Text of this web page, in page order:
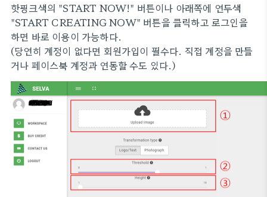
핫핑크색의 "START NOW!" 버튼이나 아래쪽에 연두색
"START CREATING NOW" 버튼을 클릭하고 로그인을
하면 바로 이용이 가능하다.
(당연히 계정이 없다면 회원가입이 필수다. 직접 계정을 만들
거나 페이스북 계정과 연동할 수도 있다.)